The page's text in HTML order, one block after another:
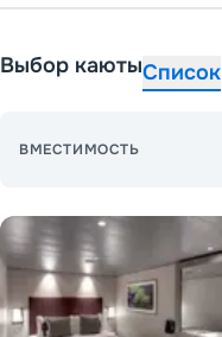
Выбор каютыСписок
ВМЕСТИМОСТЬ